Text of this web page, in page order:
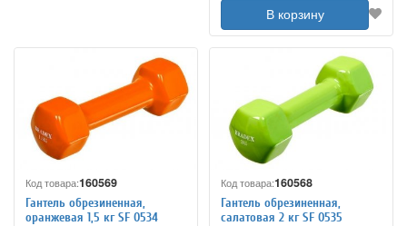
В корзину
Код товара:160569
Гантель обрезиненная,
оранжевая 1,5 кг SF 0534
Код товара:160568
Гантель обрезиненная,
салатовая 2 кг SF 0535